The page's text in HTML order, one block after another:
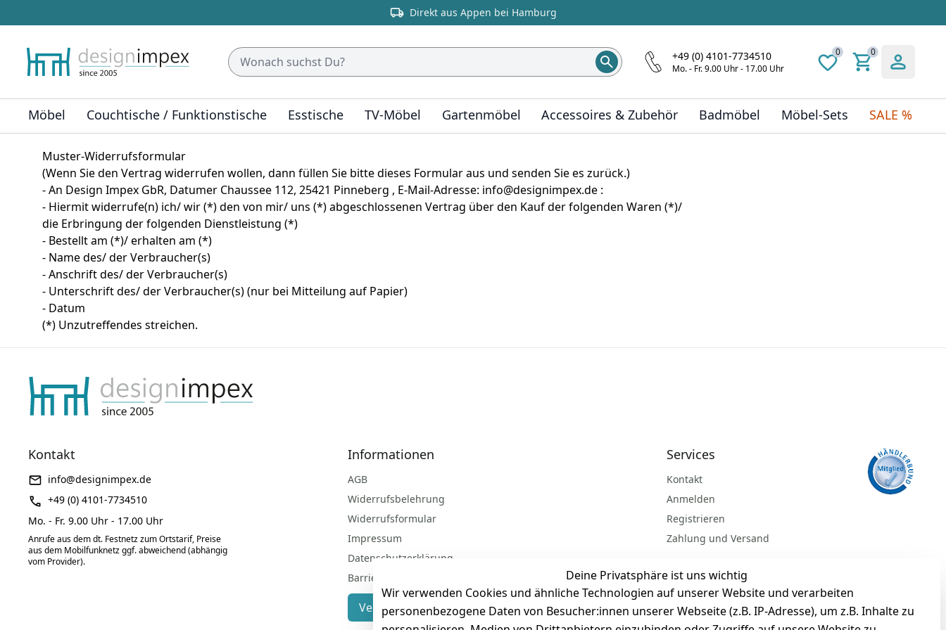
Direkt aus Appen bei Hamburg
+49 (0) 4101-7734510
Mo. - Fr. 9.00 Uhr - 17.00 Uhr
0 0
Möbel Couchtische / Funktionstische Esstische TV-Möbel Gartenmöbel Accessoires & Zubehör Badmöbel Möbel-Sets SALE %
Muster-Widerrufsformular
(Wenn Sie den Vertrag widerrufen wollen, dann füllen Sie bitte dieses Formular aus und senden Sie es zurück.)
- An Design Impex GbR, Datumer Chaussee 112, 25421 Pinneberg , E-Mail-Adresse: info@designimpex.de :
- Hiermit widerrufe(n) ich/ wir (*) den von mir/ uns (*) abgeschlossenen Vertrag über den Kauf der folgenden Waren (*)/
die Erbringung der folgenden Dienstleistung (*)
- Bestellt am (*)/ erhalten am (*)
- Name des/ der Verbraucher(s)
- Anschrift des/ der Verbraucher(s)
- Unterschrift des/ der Verbraucher(s) (nur bei Mitteilung auf Papier)
- Datum
(*) Unzutreffendes streichen.
Deine Privatsphäre ist uns wichtig
Wir verwenden Cookies und ähnliche Technologien auf unserer Website und verarbeiten
personenbezogene Daten von Besucher:innen unserer Webseite (z.B. IP-Adresse), um z.B. Inhalte zu
Kontakt
info@designimpex.de
+49 (0) 4101-7734510
Mo. - Fr. 9.00 Uhr - 17.00 Uhr
Anrufe aus dem dt. Festnetz zum Ortstarif, Preise
aus dem Mobilfunknetz ggf. abweichend (abhängig
vom Provider).
Informationen
AGB
Widerrufsbelehrung
Widerrufsformular
Impressum
Datenschutzerklärung
Barrierefreiheitserklärung
Vertrag widerrufen
Services
Kontakt
Anmelden
Registrieren
Zahlung und Versand